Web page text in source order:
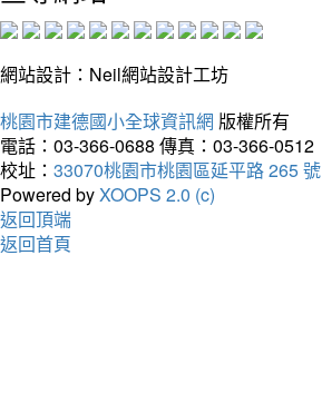
網站設計：Neil網站設計工坊
桃園市建德國小全球資訊網 版權所有
電話：03-366-0688 傳真：03-366-0512
校址： 33070桃園市桃園區延平路 265 號
Powered byXOOPS 2.0 (c)
返回頂端
返回首頁